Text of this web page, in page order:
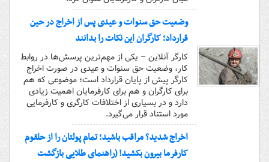
وضعیت حق سنوات و عیدی پس از اخراج در حین
قرارداد؛ کارگران این نکات را بدانند
کارگر آنلاین – یکی از مهم‌ترین پرسش‌ها در روابط
کار، وضعیت حق سنوات و عیدی در صورت اخراج
کارگر پیش از پایان قرارداد است؛ موضوعی که هم
برای کارگران و هم برای کارفرمایان اهمیت زیادی
دارد و در بسیاری از اختلافات کارگری و کارفرمایی
مورد استناد قرار می‌گیرد.
اخراج شدید؟ مراقب باشید؛ تمام پولتان را از حلقوم
کارفرما بیرون بکشید! (راهنمای طلایی بازگشت